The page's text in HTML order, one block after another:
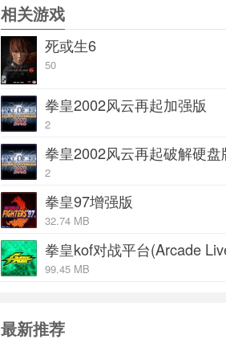
麻宫雅典娜-ATHENA 超能力混合 下前
按)重脚+重拳+轻脚+重脚+重拳+轻脚+轻
两种追加：女神的祈愿 下前+轻拳轻脚(
桃色春风 下前+轻脚重拳
椎拳崇-KENSOU 醒眼来龙 下前下前+
飞行道具抵消)
镇元斋-CHIN 醉操炎舞 下前下前+轻脚
不知火舞-MAI 不知火流'九尾之狐 重脚+
坂岐百合-YURI 真!飞燕凤凰脚 前后前下
李珍珠-MAYLEE 拳皇胜利 前+轻脚+重
八神庵 焰娲 下后下前后前+轻拳重拳
麦卓 狂喜816 前+重脚+重拳+轻脚+前
布鲁玛丽 玛丽台风 后下前上下+轻脚重脚
相关游戏
死或生6
50
拳皇2002风云再起加强版
2
拳皇2002风云再起破解硬盘
2
拳皇97增强版
32.74 MB
拳皇kof对战平台(Arcade
99.45 MB
最新推荐